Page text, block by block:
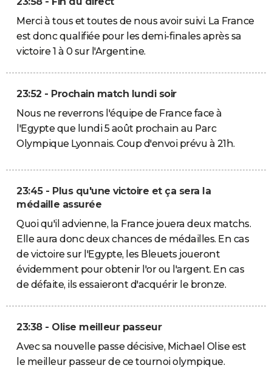
Merci à tous et toutes de nous avoir suivi. La France
est donc qualifiée pour les demi-finales après sa
victoire 1 à 0 sur l'Argentine.
23:52 - Prochain match lundi soir
Nous ne reverrons l'équipe de France face à
l'Egypte que lundi 5 août prochain au Parc
Olympique Lyonnais. Coup d'envoi prévu à 21h.
23:45 - Plus qu'une victoire et ça sera la
médaille assurée
Quoi qu'il advienne, la France jouera deux matchs.
Elle aura donc deux chances de médailles. En cas
de victoire sur l'Egypte, les Bleuets joueront
évidemment pour obtenir l'or ou l'argent. En cas
de défaite, ils essaieront d'acquérir le bronze.
23:38 - Olise meilleur passeur
Avec sa nouvelle passe décisive, Michael Olise est
le meilleur passeur de ce tournoi olympique.